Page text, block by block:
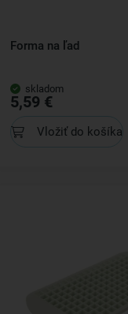
Forma na ľad
skladom
5,59 €
Vložiť do košíka